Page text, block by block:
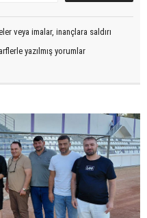
veya imalar, inançlara saldırı
yazılmış yorumlar